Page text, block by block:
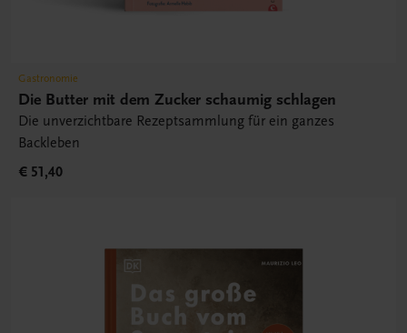
Gastronomie
Die Butter mit dem Zucker schaumig schlagen
Die unverzichtbare Rezeptsammlung für ein ganzes
Backleben
€ 51,40